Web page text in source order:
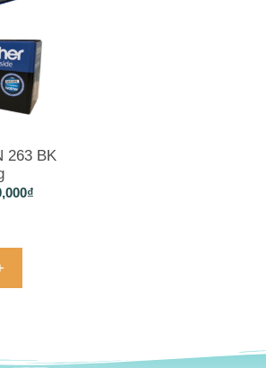
263 BK
₫